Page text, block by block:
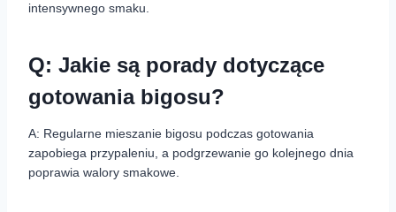
intensywnego smaku.
Q: Jakie są porady dotyczące
gotowania bigosu?
A: Regularne mieszanie bigosu podczas gotowania
zapobiega przypaleniu, a podgrzewanie go kolejnego dnia
poprawia walory smakowe.